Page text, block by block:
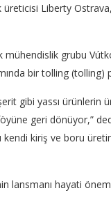
Liberty
mühendislik grubu
bir tolling (tolling)
gibi yassı ürünlerin
geri dönüyor,”
kiriş ve boru
hayati